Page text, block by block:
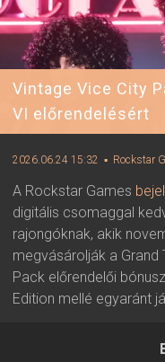
Vintage Vice City
VI előrendelésért
2026.06.24 15:32 ▪ Rockstar
A Rockstar Games
digitális csomaggal
rajongóknak, akik
megvásárolják a Grand
Pack előrendelői
Edition mellé egyaránt
2026.06.24 15:32